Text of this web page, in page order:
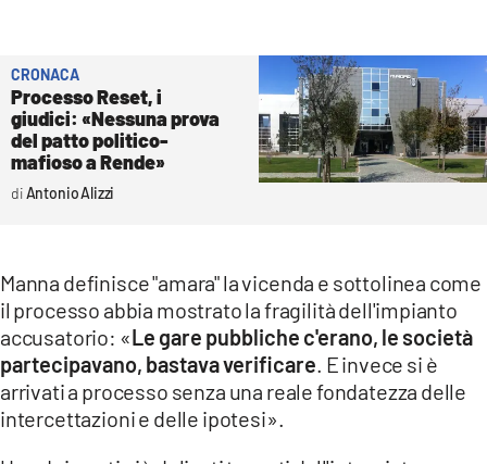
CRONACA
Processo Reset, i
giudici: «Nessuna prova
del patto politico-
mafioso a Rende»
Antonio Alizzi
Manna definisce "amara" la vicenda e sottolinea come
il processo abbia mostrato la fragilità dell'impianto
accusatorio: «Le gare pubbliche c'erano, le società
partecipavano, bastava verificare . E invece si è
arrivati a processo senza una reale fondatezza delle
intercettazioni e delle ipotesi».